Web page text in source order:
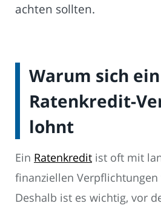
achten sollten.
Warum sich ein
Ratenkredit-
lohnt
Ein Ratenkredit ist oft mit
finanziellen Verpflichtungen
Deshalb ist es wichtig, vor